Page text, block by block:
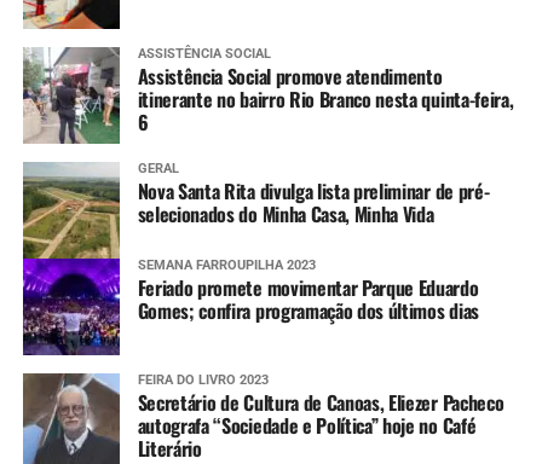
ASSISTÊNCIA SOCIAL
Assistência Social promove atendimento
itinerante no bairro Rio Branco nesta quinta-feira,
6
GERAL
Nova Santa Rita divulga lista preliminar de pré-
selecionados do Minha Casa, Minha Vida
SEMANA FARROUPILHA 2023
Feriado promete movimentar Parque Eduardo
Gomes; confira programação dos últimos dias
FEIRA DO LIVRO 2023
Secretário de Cultura de Canoas, Eliezer Pacheco
autografa “Sociedade e Política” hoje no Café
Literário